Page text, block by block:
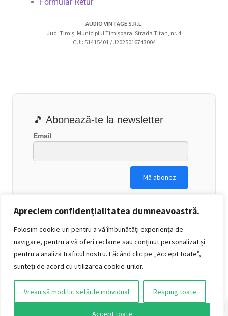
Apreciem confidențialitatea dumneavoastră.
Folosim cookie-uri pentru a vă îmbunătăți experiența de
navigare, pentru a vă oferi reclame sau conținut personalizat și
pentru a analiza traficul nostru. Făcând clic pe „Accept toate”,
sunteți de acord cu utilizarea cookie-urilor.
Vreau să modific setările individual Resping toate
Accept toate
AUDIO VINTAGE S.R.L.
Jud. Timiș, Municipiul Timișoara, Strada Titan, nr. 4
CUI: 51415401 / J2025016743004
🎵 Abonează-te la newsletter
Email
0